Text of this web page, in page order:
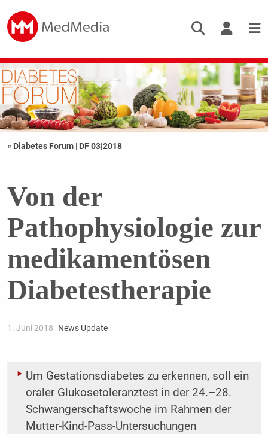
« Diabetes Forum | DF 03|2018
Von der
Pathophysiologie zur
medikamentösen
Diabetestherapie
1. Juni 2018 News Update
Um Gestationsdiabetes zu erkennen, soll ein
oraler Glukosetoleranztest in der 24.–28.
Schwangerschaftswoche im Rahmen der
Mutter-Kind-Pass-Untersuchungen